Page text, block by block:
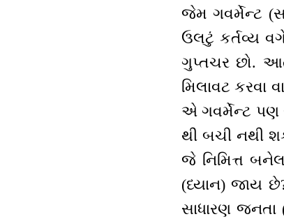
જેમ ગવર્મેન્ટ
ઉલટું કર્તવ્ય
ગુપ્તચર છો.
મિલાવટ કરવા
એ ગવર્મેન્ટ પણ
થી બચી નથી
જે નિમિત્ત
(ધ્યાન) જાય
સાધારણ જનતા